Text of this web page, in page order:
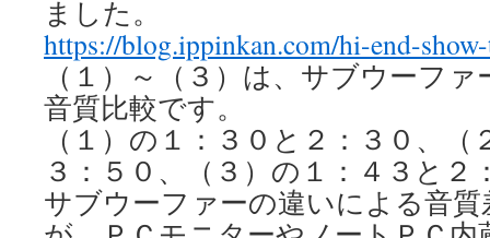
ました。
https://blog.ippinkan.com/hi-end-
（１）～（３）は、サブウーフ
音質比較です。
（１）の１：３０と２：３０、
３：５０、（３）の１：４３と２
サブウーファーの違いによる音